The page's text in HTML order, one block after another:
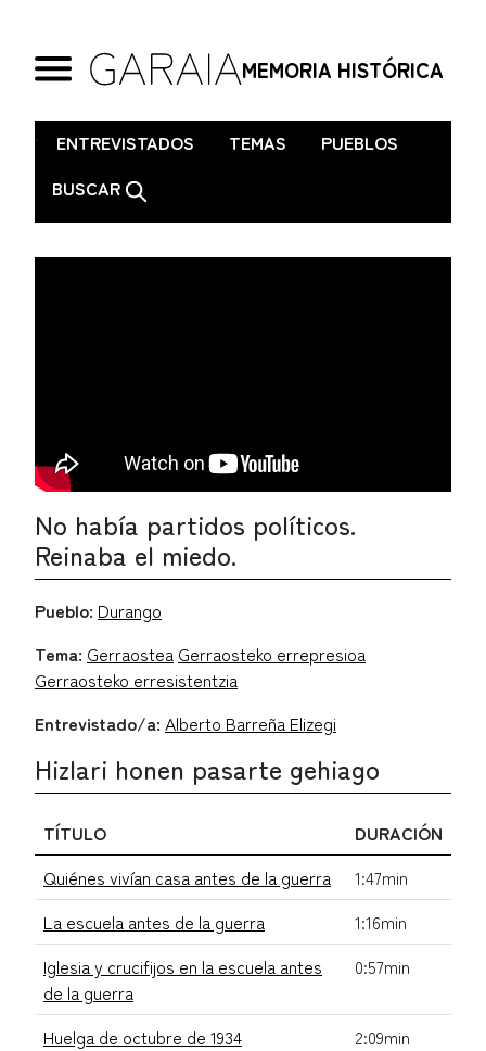
MEMORIA HISTÓRICA
. ENTREVISTADOS TEMAS
PUEBLOS
BUSCAR
No había partidos políticos.
Reinaba el miedo.
Pueblo: Durango
Tema: Gerraostea Gerraosteko errepresioa
Gerraosteko erresistentzia
Entrevistado/a: Alberto Barreña Elizegi
Hizlari honen pasarte gehiago
TÍTULO
DURACIÓN
Quiénes vivían casa antes de la guerra
1:47min
La escuela antes de la guerra
1:16min
Iglesia y crucifijos en la escuela antes
de la guerra
0:57min
Huelga de octubre de 1934
2:09min